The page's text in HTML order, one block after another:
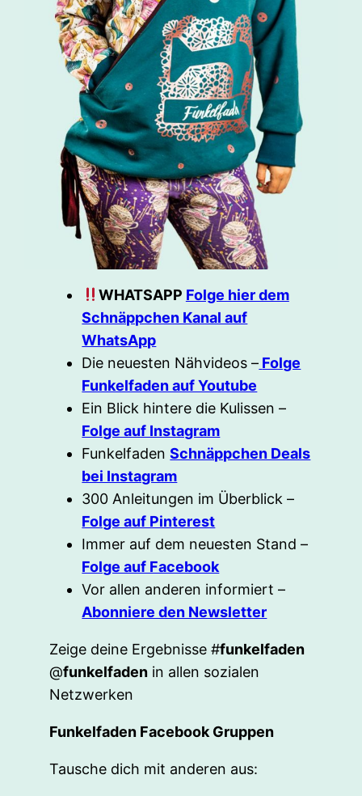
WHATSAPP Folge hier dem
Schnäppchen Kanal auf
WhatsApp
Die neuesten Nähvideos – Folge
Funkelfaden auf Youtube
Ein Blick hintere die Kulissen –
Folge auf Instagram
FunkelfadenSchnäppchen Deals
bei Instagram
300 Anleitungen im Überblick –
Folge auf Pinterest
Immer auf dem neuesten Stand –
Folge auf Facebook
Vor allen anderen informiert –
Abonniere den Newsletter
Zeige deine Ergebnisse #funkelfaden
@funkelfaden in allen sozialen
Netzwerken
Funkelfaden Facebook Gruppen
Tausche dich mit anderen aus: